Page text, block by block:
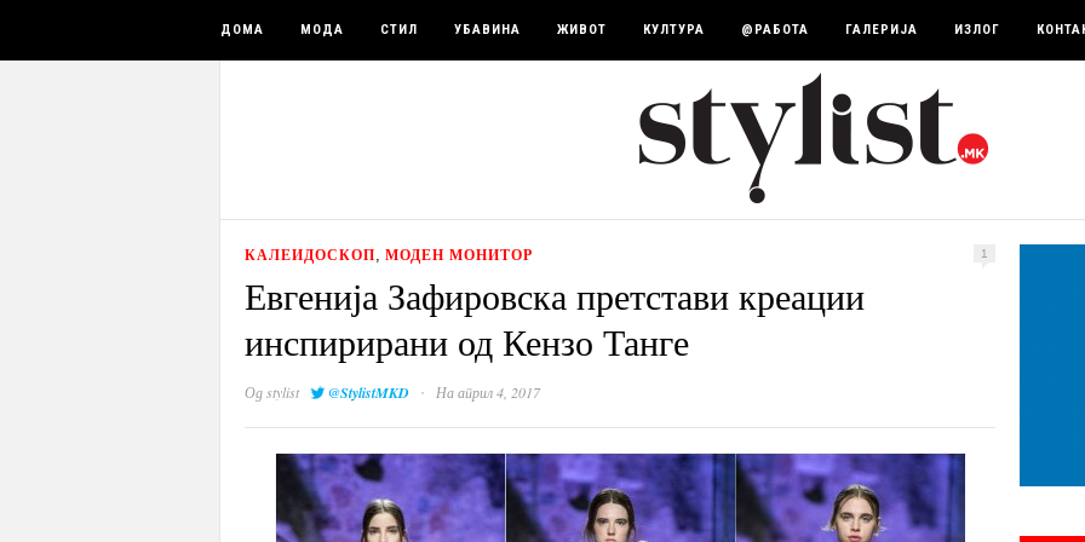
ДОМА МОДА СТИЛ УБАВИНА ЖИВОТ КУЛТУРА @РАБОТА ГАЛЕРИЈА ИЗЛОГ
КАЛЕИДОСКОП, МОДЕН МОНИТОР 1
Евгенија Зафировска претстави креации
инспирирани од Кензо Танге
Одstylist @StylistMKD · На април 4, 2017